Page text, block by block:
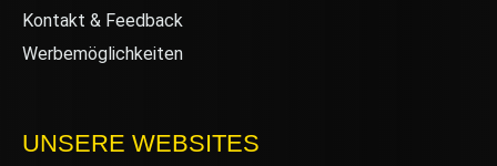
Kontakt & Feedback
Werbemöglichkeiten
UNSERE WEBSITES